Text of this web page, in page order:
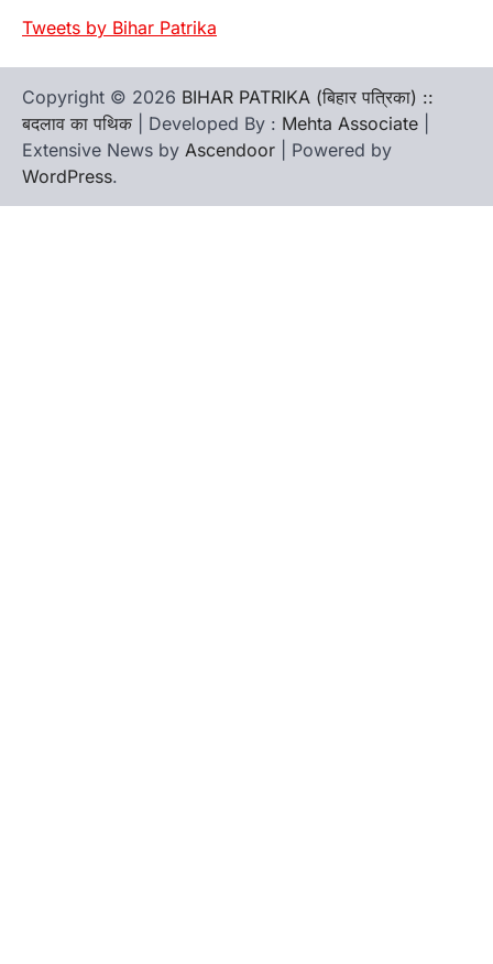
Tweets by Bihar Patrika
Copyright © 2026 BIHAR PATRIKA (बिहार पत्रिका) ::
बदलाव का पथिक | Developed By : Mehta Associate
Extensive News by Ascendoor | Powered by
WordPress.